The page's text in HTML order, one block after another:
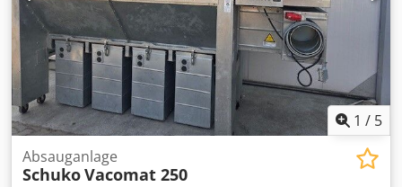
1 / 5
Absauganlage
SchukoVacomat 250